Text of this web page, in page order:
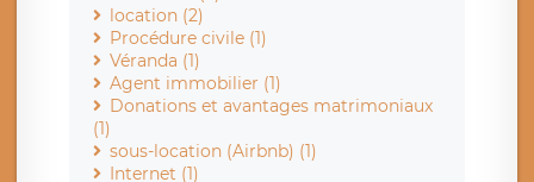
location (2)
Procédure civile (1)
Véranda (1)
Agent immobilier (1)
Donations et avantages matrimoniaux
(1)
sous-location (Airbnb) (1)
Internet (1)